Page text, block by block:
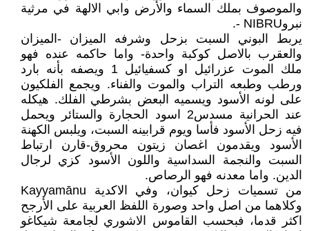
والموصوف بملك السماء والأرض وابي الالهة في مرثية
نبروNIBRU -.
يربط البوني السبت بزحل وشرفه الميزان -الميزان
والعقرب بالاصل كوكبة واحدة- واما حاكمه عنده فهو
ملك الموت عزرائيل او كسفيائيل 1 ويصفه بأنه بارد
ورطب وطبعه التراب والموت والفناء. ويجمع الفلكيون
على لونه الأسود ويسميه البعض بشرطي الفلك. هيكله
عند الحرانية مسدس2 اسود الحجارة والستائر ويحمل
فيه زحل الأسود فأسا ويوم قرابينه السبت، ويلبس الكهنة
الأسود ويقدمون اغصان زيتون محروق-قارن ارتباط
السبت والنجمة السداسية واللون الأسود كزي لرجال
الدين. واما معدنه فهو الرصاص.
من تسميات زحل كيوان، وفي الاكدية Kayyamānu
وكلاهما من اصل واحد وصورة اللفظ العربية على الأرجح
اكثر قدما، فبحسب القاموس الاشوري لجامعة شيكاغو